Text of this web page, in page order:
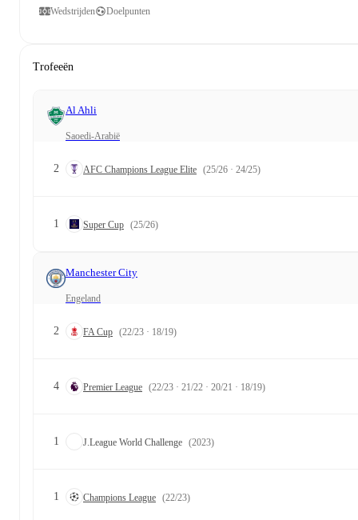
Wedstrijden Doelpunten
Trofeeën
Al Ahli
Saoedi-Arabië
2 AFC Champions League Elite (25/26 · 24/25)
1 Super Cup (25/26)
Manchester City
Engeland
2 FA Cup (22/23 · 18/19)
4 Premier League (22/23 · 21/22 · 20/21 · 18/19)
1 J.League World Challenge (2023)
1 Champions League (22/23)